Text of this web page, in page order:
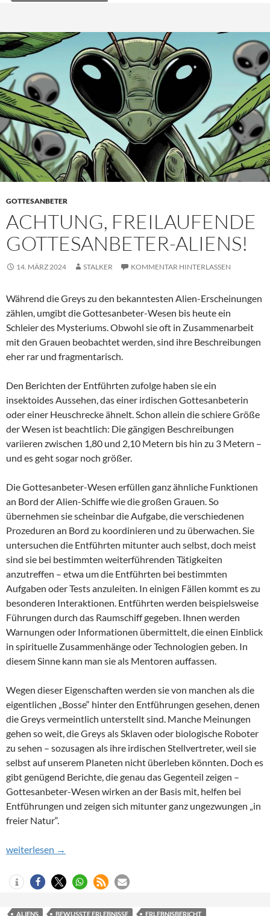
GOTTESANBETER
ACHTUNG, FREILAUFENDE
GOTTESANBETER-ALIENS!
14. MÄRZ 2024 STALKER KOMMENTAR HINTERLASSEN
Während die Greys zu den bekanntesten Alien-Erscheinungen
zählen, umgibt die Gottesanbeter-Wesen bis heute ein
Schleier des Mysteriums. Obwohl sie oft in Zusammenarbeit
mit den Grauen beobachtet werden, sind ihre Beschreibungen
eher rar und fragmentarisch.
Den Berichten der Entführten zufolge haben sie ein
insektoides Aussehen, das einer irdischen Gottesanbeterin
oder einer Heuschrecke ähnelt. Schon allein die schiere Größe
der Wesen ist beachtlich: Die gängigen Beschreibungen
variieren zwischen 1,80 und 2,10 Metern bis hin zu 3 Metern –
und es geht sogar noch größer.
Die Gottesanbeter-Wesen erfüllen ganz ähnliche Funktionen
an Bord der Alien-Schiffe wie die großen Grauen. So
übernehmen sie scheinbar die Aufgabe, die verschiedenen
Prozeduren an Bord zu koordinieren und zu überwachen. Sie
untersuchen die Entführten mitunter auch selbst, doch meist
sind sie bei bestimmten weiterführenden Tätigkeiten
anzutreffen – etwa um die Entführten bei bestimmten
Aufgaben oder Tests anzuleiten. In einigen Fällen kommt es zu
besonderen Interaktionen. Entführten werden beispielsweise
Führungen durch das Raumschiff gegeben. Ihnen werden
Warnungen oder Informationen übermittelt, die einen Einblick
in spirituelle Zusammenhänge oder Technologien geben. In
diesem Sinne kann man sie als Mentoren auffassen.
Wegen dieser Eigenschaften werden sie von manchen als die
eigentlichen „Bosse“ hinter den Entführungen gesehen, denen
die Greys vermeintlich unterstellt sind. Manche Meinungen
gehen so weit, die Greys als Sklaven oder biologische Roboter
zu sehen – sozusagen als ihre irdischen Stellvertreter, weil sie
selbst auf unserem Planeten nicht überleben könnten. Doch es
gibt genügend Berichte, die genau das Gegenteil zeigen –
Gottesanbeter-Wesen wirken an der Basis mit, helfen bei
Entführungen und zeigen sich mitunter ganz ungezwungen „in
freier Natur“.
Achtung, freilaufende Gottesanbeter-Aliens!
weiterlesen →
ALIENS BEWUSSTE ERLEBNISSE
ERLEBNISBERICHT